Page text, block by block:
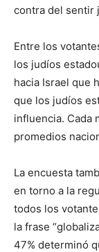
contra del sentir
Entre los
los judíos
hacia Israel que
que los judíos
influencia. Cada
promedios
La encuesta
en torno a la
todos los
la frase
47% determinó